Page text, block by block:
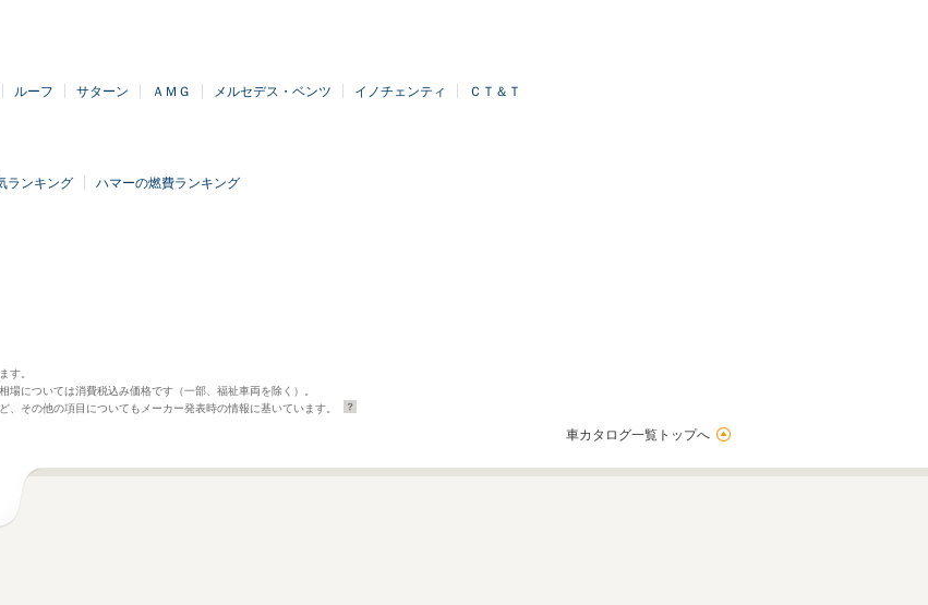
ルーフ サターン ＡＭＧ メルセデス・ベンツ イノチェンティ ＣＴ＆Ｔ
ランキング ハマーの燃費ランキング
す。
については消費税込み価格です（一部、福祉車両を除く）。
その他の項目についてもメーカー発表時の情報に基いています。
車カタログ一覧トップへ